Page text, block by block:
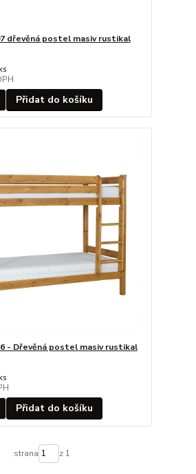
dřevěná postel masiv rustikal
Přidat do košíku
- Dřevěná postel masiv rustikal
Přidat do košíku
strana z 1